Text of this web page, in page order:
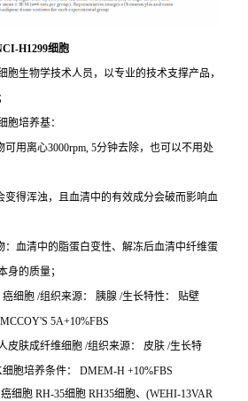
H1299细胞
胞生物学技术人员，以专业的技术支撑产品，
胞培养基：
用离心3000rpm, 5分钟去除，也可以不用处
得浑浊，且血清中的有效成分会破而影响血
：血清中的脂蛋白变性、解冻后血清中纤维蛋
身的质量；
癌细胞 /组织来源： 胰腺 /生长特性： 贴壁
5A+10%FBS
皮肤成纤维细胞 /组织来源： 皮肤 /生长特
胞培养条件： DMEM-H +10%FBS
细胞 RH-35细胞 RH35细胞、(WEHI-13VAR